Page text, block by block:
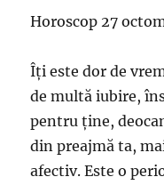
Horoscop 27
Îți este dor de
de multă iubire,
pentru ține,
din preajmă ta,
afectiv. Este o